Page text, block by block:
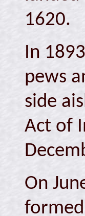
1620.
In
pews
side
Act of
On